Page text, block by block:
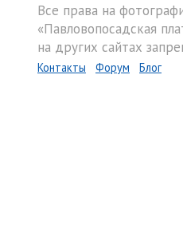
Все права на
«Павловопосадская
на других сайтах
Контакты Форум Блог